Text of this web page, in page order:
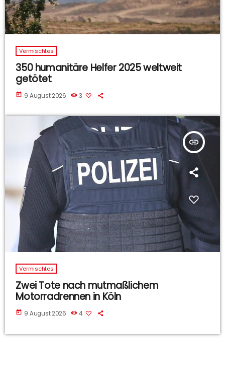
Vermischtes
350 humanitäre Helfer 2025 weltweit
getötet
today 9 August 2026 3
insert_link
Vermischtes
Zwei Tote nach mutmaßlichem
Motorradrennen in Köln
today 9 August 2026 4